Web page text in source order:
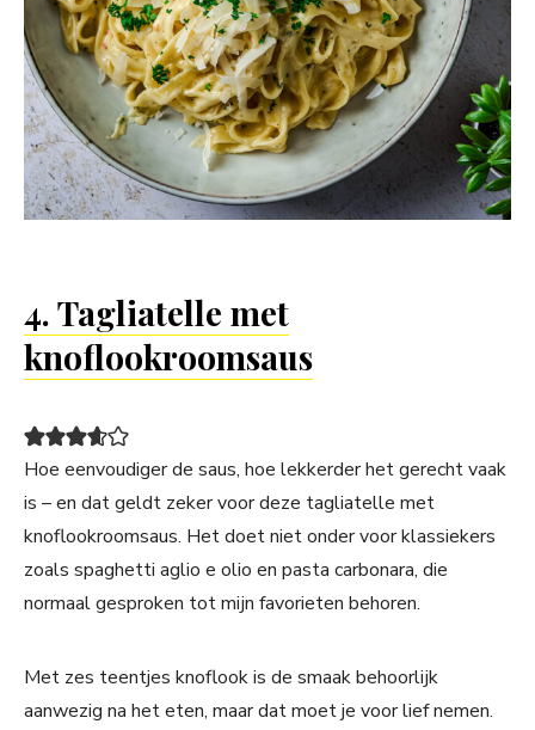
4. Tagliatelle met
knoflookroomsaus
Hoe eenvoudiger de saus, hoe lekkerder het gerecht vaak
is – en dat geldt zeker voor deze tagliatelle met
knoflookroomsaus. Het doet niet onder voor klassiekers
zoals spaghetti aglio e olio en pasta carbonara, die
normaal gesproken tot mijn favorieten behoren.
Met zes teentjes knoflook is de smaak behoorlijk
aanwezig na het eten, maar dat moet je voor lief nemen.